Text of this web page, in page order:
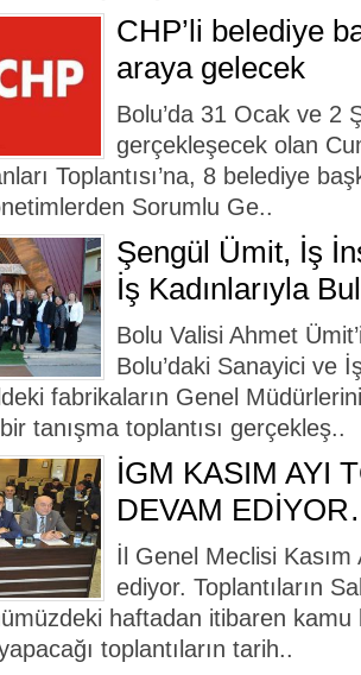
CHP’li belediye
araya gelecek
Bolu’da 31 Ocak ve 2
gerçekleşecek olan
Toplantısı’na, 8 belediye
Sorumlu Ge..
Şengül Ümit, İş
İş Kadınlarıyla
Bolu Valisi Ahmet
Bolu’daki Sanayici ve
fabrikaların Genel
tanışma toplantısı gerçekleş..
İGM KASIM AYI
DEVAM
İl Genel Meclisi Kasım
ediyor. Toplantıların
haftadan itibaren kamu
toplantıların tarih..